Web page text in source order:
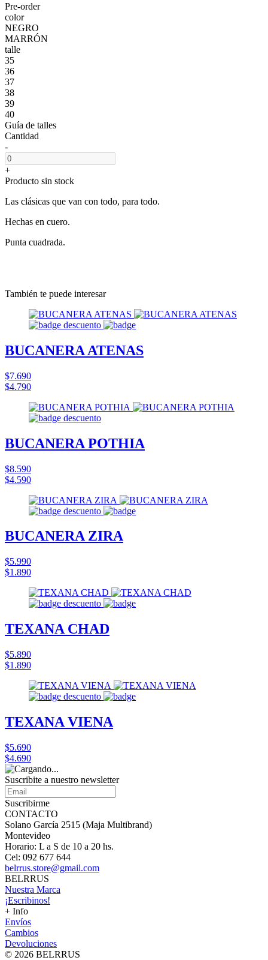
Pre-order
color
NEGRO
MARRÓN
talle
35
36
37
38
39
40
Guía de talles
Cantidad
-
+
Producto sin stock
Las clásicas que van con todo, para todo.
Hechas en cuero.
Punta cuadrada.
También te puede interesar
BUCANERA ATENAS
$7.690
$4.790
BUCANERA POTHIA
$8.590
$4.590
BUCANERA ZIRA
$5.990
$1.890
TEXANA CHAD
$5.890
$1.890
TEXANA VIENA
$5.690
$4.690
Suscribite a nuestro newsletter
Suscribirme
CONTACTO
Solano García 2515 (Maja Multibrand)
Montevideo
Horario: L a S de 10 a 20 hs.
Cel: 092 677 644
belrrus.store@gmail.com
BELRRUS
Nuestra Marca
¡Escribinos!
+ Info
Envíos
Cambios
Devoluciones
© 2026 BELRRUS